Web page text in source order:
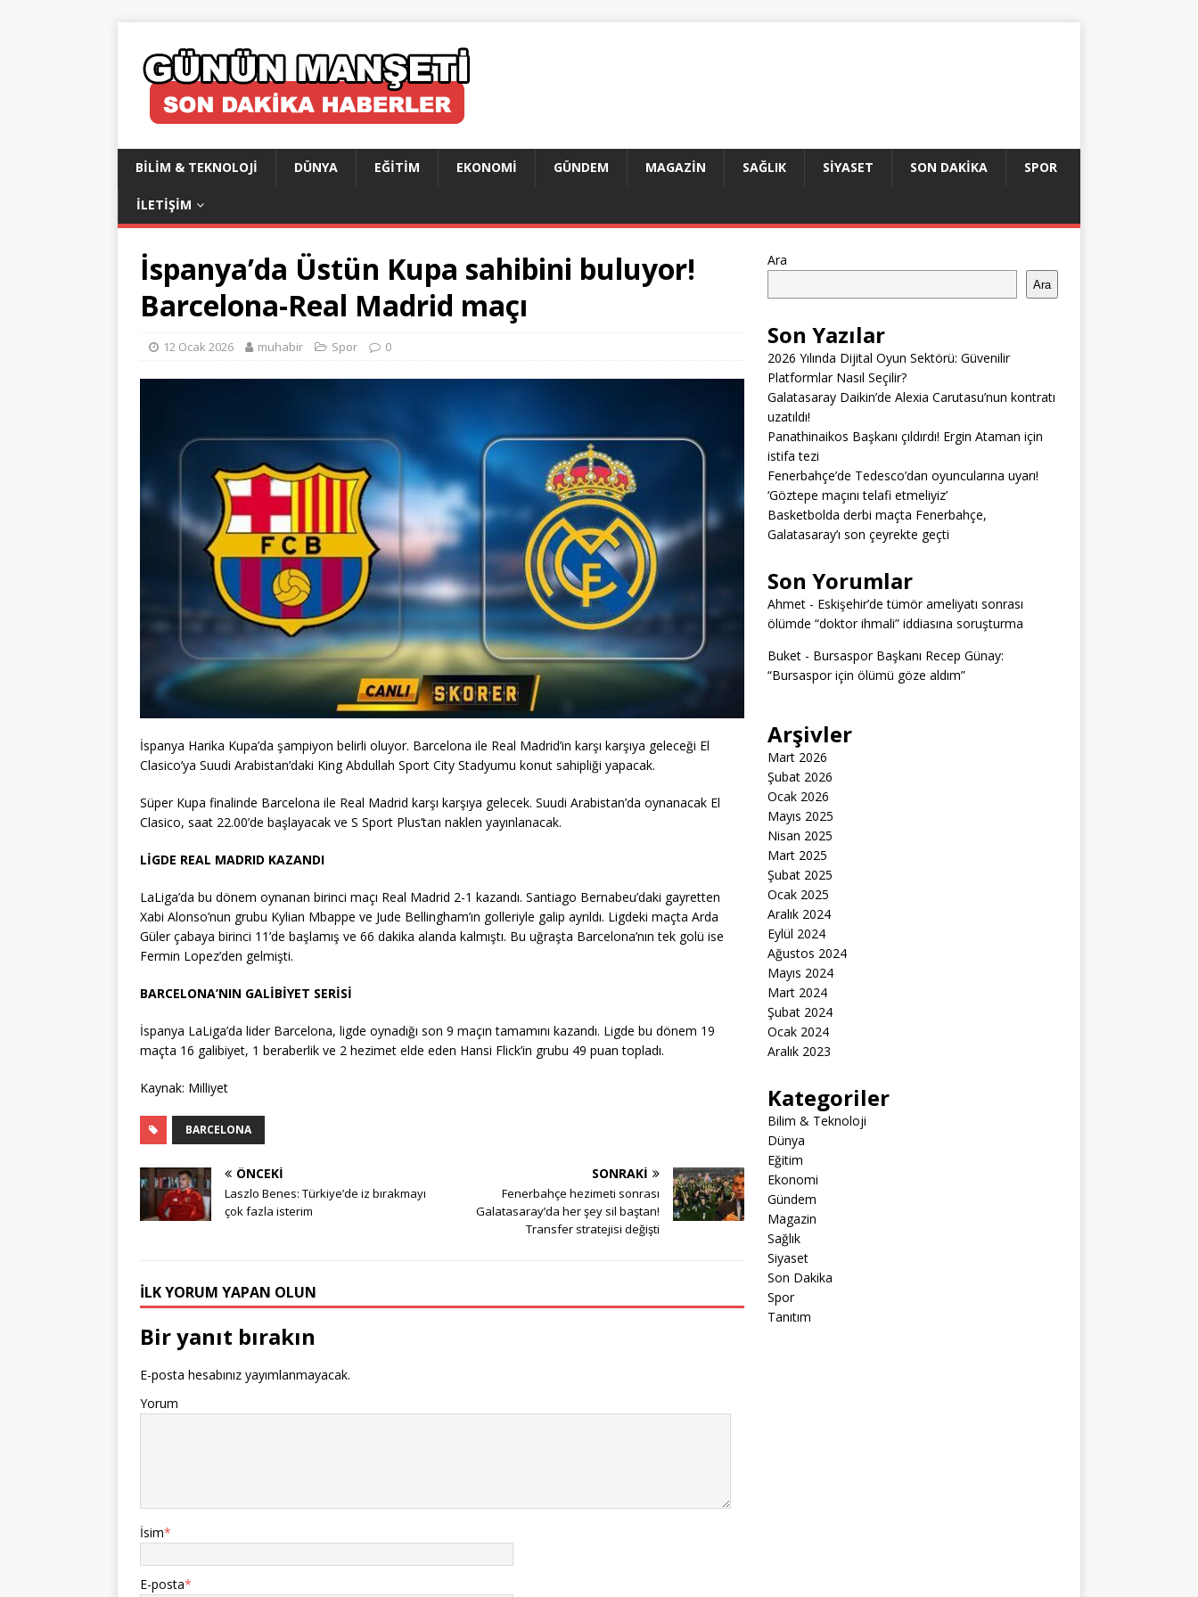
BILIM & TEKNOLOJI DÜNYA EĞITIM EKONOMI GÜNDEM MAGAZIN SAĞLIK SIYASET SON DAKIKA SPOR
İLETIŞIM
İspanya’da Üstün Kupa sahibini buluyor!
Barcelona-Real Madrid maçı
12 Ocak 2026 muhabir Spor 0
İspanya Harika Kupa’da şampiyon belirli oluyor. Barcelona ile Real Madrid’in karşı karşıya geleceği El
Clasico’ya Suudi Arabistan’daki King Abdullah Sport City Stadyumu konut sahipliği yapacak.
Süper Kupa finalinde Barcelona ile Real Madrid karşı karşıya gelecek. Suudi Arabistan’da oynanacak El
Clasico, saat 22.00’de başlayacak ve S Sport Plus’tan naklen yayınlanacak.
LİGDE REAL MADRID KAZANDI
LaLiga’da bu dönem oynanan birinci maçı Real Madrid 2-1 kazandı. Santiago Bernabeu’daki gayretten
Xabi Alonso’nun grubu Kylian Mbappe ve Jude Bellingham’ın golleriyle galip ayrıldı. Ligdeki maçta Arda
Güler çabaya birinci 11’de başlamış ve 66 dakika alanda kalmıştı. Bu uğraşta Barcelona’nın tek golü ise
Fermin Lopez’den gelmişti.
BARCELONA’NIN GALİBİYET SERİSİ
İspanya LaLiga’da lider Barcelona, ligde oynadığı son 9 maçın tamamını kazandı. Ligde bu dönem 19
maçta 16 galibiyet, 1 beraberlik ve 2 hezimet elde eden Hansi Flick’in grubu 49 puan topladı.
Kaynak: Milliyet
BARCELONA
ÖNCEKI
Laszlo Benes: Türkiye’de iz bırakmayı
çok fazla isterim
SONRAKI
Fenerbahçe hezimeti sonrası
Galatasaray’da her şey sil baştan!
Transfer stratejisi değişti
İLK YORUM YAPAN OLUN
Bir yanıt bırakın
E-posta hesabınız yayımlanmayacak.
Yorum
İsim*
E-posta*
Ara
Ara
Son Yazılar
2026 Yılında Dijital Oyun Sektörü: Güvenilir
Platformlar Nasıl Seçilir?
Galatasaray Daikin’de Alexia Carutasu’nun kontratı
uzatıldı!
Panathinaikos Başkanı çıldırdı! Ergin Ataman için
istifa tezi
Fenerbahçe’de Tedesco’dan oyuncularına uyarı!
‘Göztepe maçını telafi etmeliyiz’
Basketbolda derbi maçta Fenerbahçe,
Galatasaray’ı son çeyrekte geçti
Son Yorumlar
Ahmet- Eskişehir’de tümör ameliyatı sonrası
ölümde “doktor ihmali” iddiasına soruşturma
Buket- Bursaspor Başkanı Recep Günay:
“Bursaspor için ölümü göze aldım”
Arşivler
Mart 2026
Şubat 2026
Ocak 2026
Mayıs 2025
Nisan 2025
Mart 2025
Şubat 2025
Ocak 2025
Aralık 2024
Eylül 2024
Ağustos 2024
Mayıs 2024
Mart 2024
Şubat 2024
Ocak 2024
Aralık 2023
Kategoriler
Bilim & Teknoloji
Dünya
Eğitim
Ekonomi
Gündem
Magazin
Sağlık
Siyaset
Son Dakika
Spor
Tanıtım